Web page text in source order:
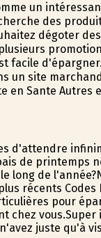
un
des
dégoter
facile
un site
en Sante Autres
d'attendre
de printemps
long de
récents
pour
chez
juste qu'à